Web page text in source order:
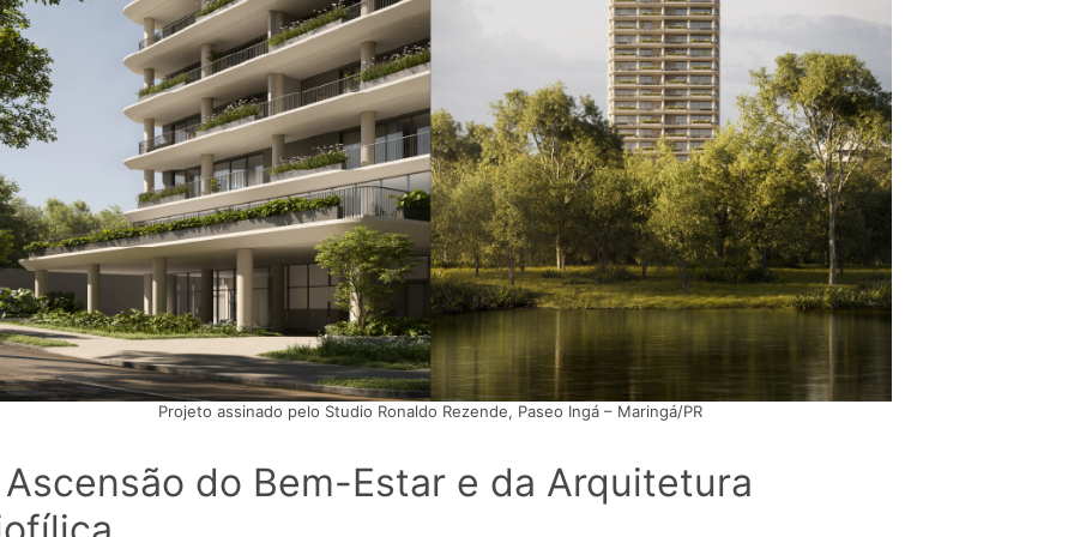
Projeto assinado pelo Studio Ronaldo Rezende, Paseo Ingá – Maringá/PR
do Bem-Estar e da Arquitetura